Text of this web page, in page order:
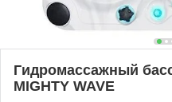
Гидромассажный
MIGHTY WAVE